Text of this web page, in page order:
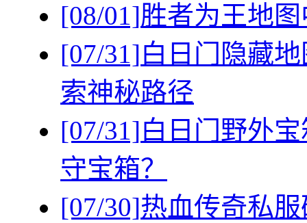
[08/01]胜者为王地
[07/31]白日门隐藏
索神秘路径
[07/31]白日门野外
守宝箱？
[07/30]热血传奇私